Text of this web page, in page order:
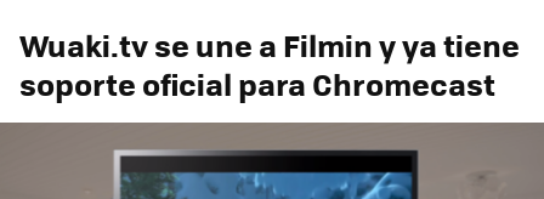
Wuaki.tv se une a Filmin y ya tiene
soporte oficial para Chromecast